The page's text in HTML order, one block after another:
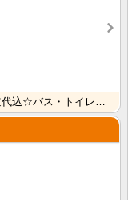
学園短期大学まで徒歩圏内のお部屋です！水道代込☆バス・トイレ別なので、ゆったり湯船に浸かれますね！